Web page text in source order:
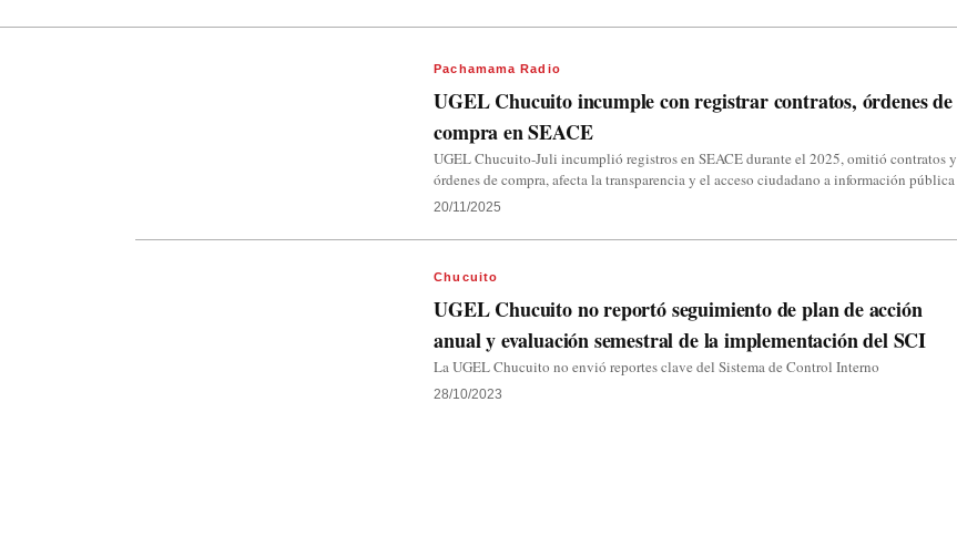
Pachamama Radio
UGEL Chucuito incumple con registrar contratos, órdenes de
compra en SEACE
UGEL Chucuito-Juli incumplió registros en SEACE durante el 2025, omitió contratos y
órdenes de compra, afecta la transparencia y el acceso ciudadano a información pública
20/11/2025
Chucuito
UGEL Chucuito no reportó seguimiento de plan de acción
anual y evaluación semestral de la implementación del SCI
La UGEL Chucuito no envió reportes clave del Sistema de Control Interno
28/10/2023